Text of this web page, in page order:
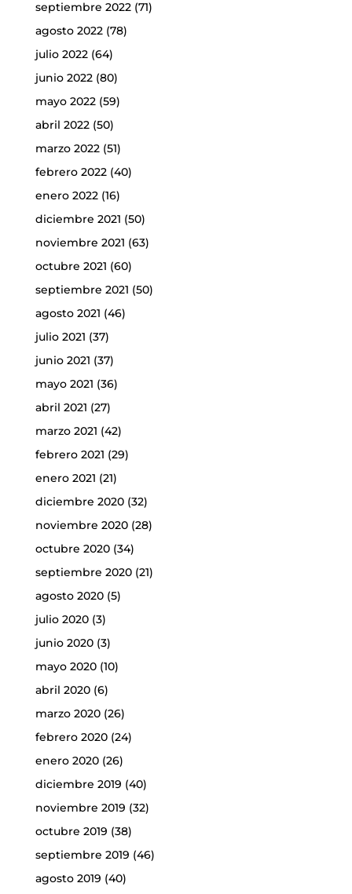
septiembre 2022(71)
agosto 2022(78)
julio 2022(64)
junio 2022(80)
mayo 2022(59)
abril 2022(50)
marzo 2022(51)
febrero 2022(40)
enero 2022(16)
diciembre 2021 (50)
noviembre 2021 (63)
octubre 2021 (60)
septiembre 2021 (50)
agosto 2021 (46)
julio 2021 (37)
junio 2021 (37)
mayo 2021 (36)
abril 2021 (27)
marzo 2021 (42)
febrero 2021 (29)
enero 2021 (21)
diciembre 2020(32)
noviembre 2020(28)
octubre 2020(34)
septiembre 2020(21)
agosto 2020(5)
julio 2020(3)
junio 2020(3)
mayo 2020(10)
abril 2020(6)
marzo 2020(26)
febrero 2020(24)
enero 2020(26)
diciembre 2019 (40)
noviembre 2019 (32)
octubre 2019 (38)
septiembre 2019 (46)
agosto 2019 (40)